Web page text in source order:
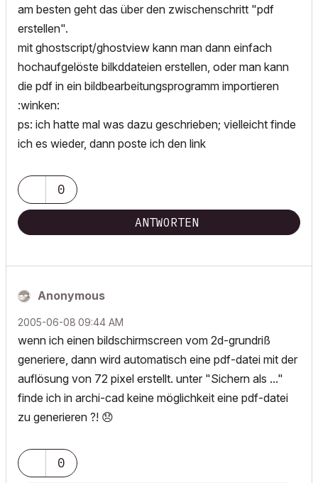
am besten geht das über den zwischenschritt "pdf
erstellen".
mit ghostscript/ghostview kann man dann einfach
hochaufgelöste bilkddateien erstellen, oder man kann
die pdf in ein bildbearbeitungsprogramm importieren
:winken:
ps: ich hatte mal was dazu geschrieben; vielleicht finde
ich es wieder, dann poste ich den link
0
ANTWORTEN
Anonymous
‎2005-06-08 09:44 AM
wenn ich einen bildschirmscreen vom 2d-grundriß
generiere, dann wird automatisch eine pdf-datei mit der
auflösung von 72 pixel erstellt. unter "Sichern als ..."
finde ich in archi-cad keine möglichkeit eine pdf-datei
zu generieren ?! 😞
0